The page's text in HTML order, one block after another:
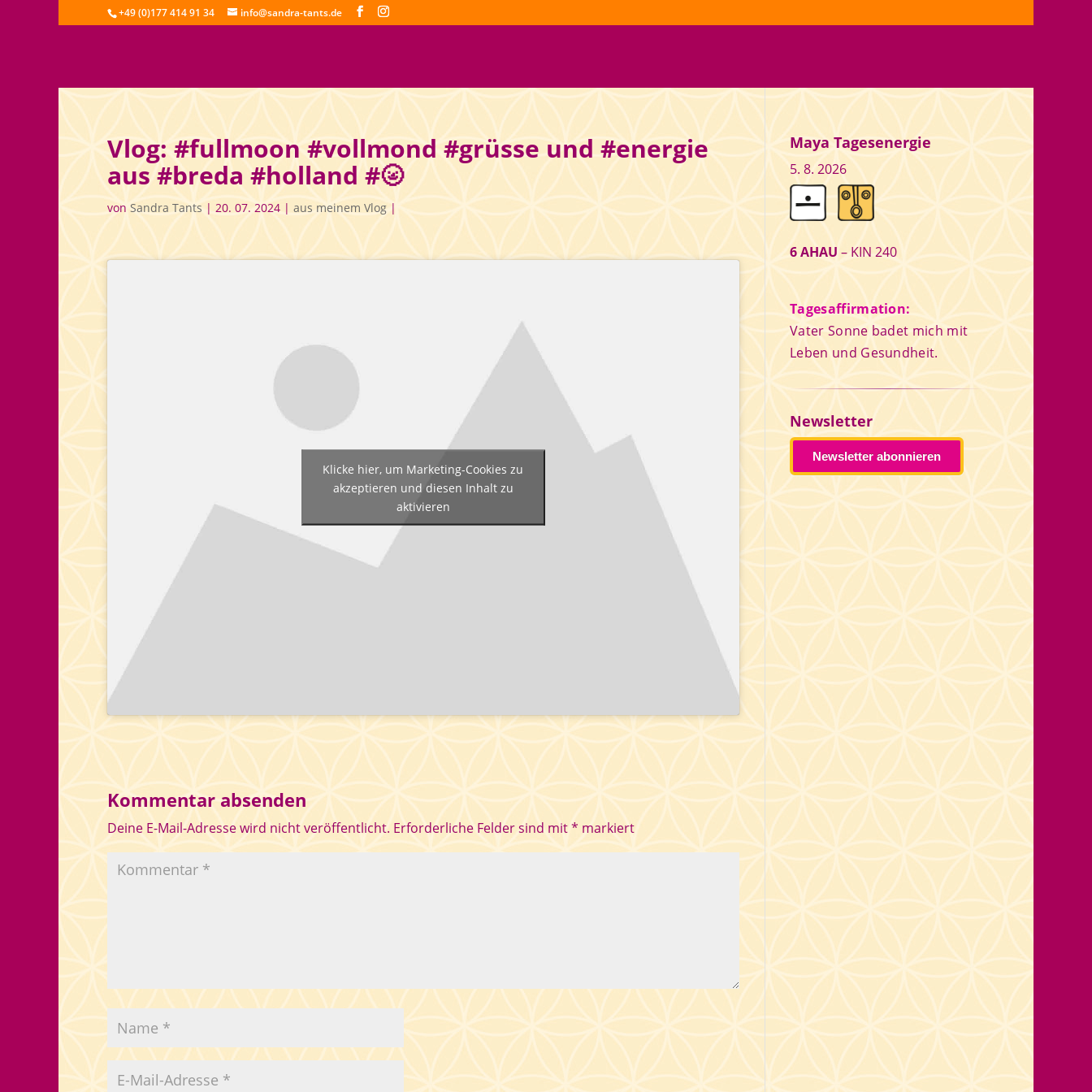
+49 (0)177 414 91 34 info@sandra-tants.de
Vlog: #fullmoon #vollmond #grüsse und #energie
aus #breda #holland #🌝
von Sandra Tants | 20. 07. 2024 | aus meinem Vlog |
Klicke hier, um Marketing-Cookies zu
akzeptieren und diesen Inhalt zu
aktivieren
Kommentar absenden
Deine E-Mail-Adresse wird nicht veröffentlicht. Erforderliche Felder sind mit* markiert
Maya Tagesenergie
5. 8. 2026
6 AHAU – KIN 240
Tagesaffirmation:
Vater Sonne badet mich mit
Leben und Gesundheit.
Newsletter
Newsletter abonnieren